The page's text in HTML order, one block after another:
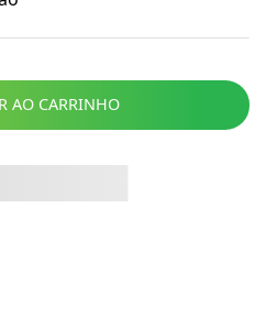
AO CARRINHO